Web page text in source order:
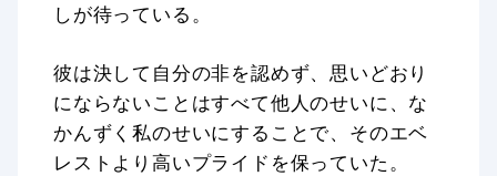
しが待っている。
彼は決して自分の非を認めず、思いどおり
にならないことはすべて他人のせいに、な
かんずく私のせいにすることで、そのエベ
レストより高いプライドを保っていた。